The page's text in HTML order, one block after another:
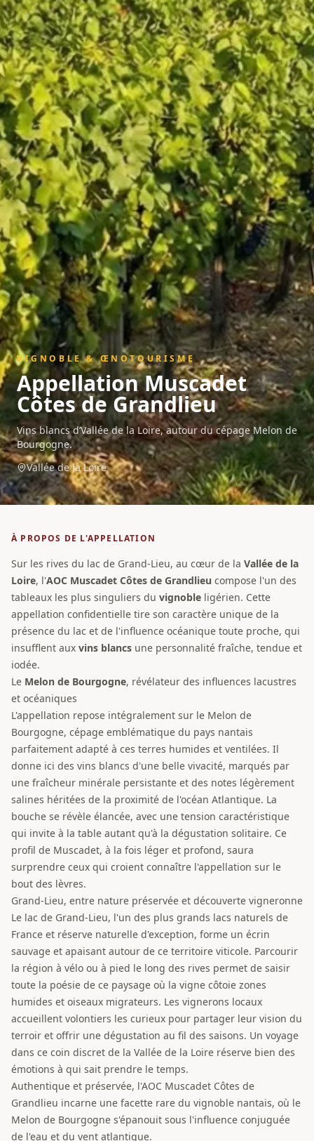
VIGNOBLE & ŒNOTOURISME
AppellationMuscadet
Côtes de Grandlieu
Vins blancs d’Vallée de la Loire, autour du cépage Melon de
Bourgogne.
Vallée de la Loire
À PROPOS DE L'APPELLATION
Sur les rives du lac de Grand-Lieu, au cœur de la Vallée de la
Loire, l'AOC Muscadet Côtes de Grandlieu compose l'un des
tableaux les plus singuliers du vignoble ligérien. Cette
appellation confidentielle tire son caractère unique de la
présence du lac et de l'influence océanique toute proche, qui
insufflent aux vins blancs une personnalité fraîche, tendue et
iodée.
Le Melon de Bourgogne, révélateur des influences lacustres
et océaniques
L'appellation repose intégralement sur le Melon de
Bourgogne, cépage emblématique du pays nantais
parfaitement adapté à ces terres humides et ventilées. Il
donne ici des vins blancs d'une belle vivacité, marqués par
une fraîcheur minérale persistante et des notes légèrement
salines héritées de la proximité de l'océan Atlantique. La
bouche se révèle élancée, avec une tension caractéristique
qui invite à la table autant qu'à la dégustation solitaire. Ce
profil de Muscadet, à la fois léger et profond, saura
surprendre ceux qui croient connaître l'appellation sur le
bout des lèvres.
Grand-Lieu, entre nature préservée et découverte vigneronne
Le lac de Grand-Lieu, l'un des plus grands lacs naturels de
France et réserve naturelle d'exception, forme un écrin
sauvage et apaisant autour de ce territoire viticole. Parcourir
la région à vélo ou à pied le long des rives permet de saisir
toute la poésie de ce paysage où la vigne côtoie zones
humides et oiseaux migrateurs. Les vignerons locaux
accueillent volontiers les curieux pour partager leur vision du
terroir et offrir une dégustation au fil des saisons. Un voyage
dans ce coin discret de la Vallée de la Loire réserve bien des
émotions à qui sait prendre le temps.
Authentique et préservée, l'AOC Muscadet Côtes de
Grandlieu incarne une facette rare du vignoble nantais, où le
Melon de Bourgogne s'épanouit sous l'influence conjuguée
de l'eau et du vent atlantique.